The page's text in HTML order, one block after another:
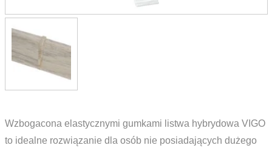
Wzbogacona elastycznymi gumkami listwa hybrydowa VIGO
to idealne rozwiązanie dla osób nie posiadających dużego